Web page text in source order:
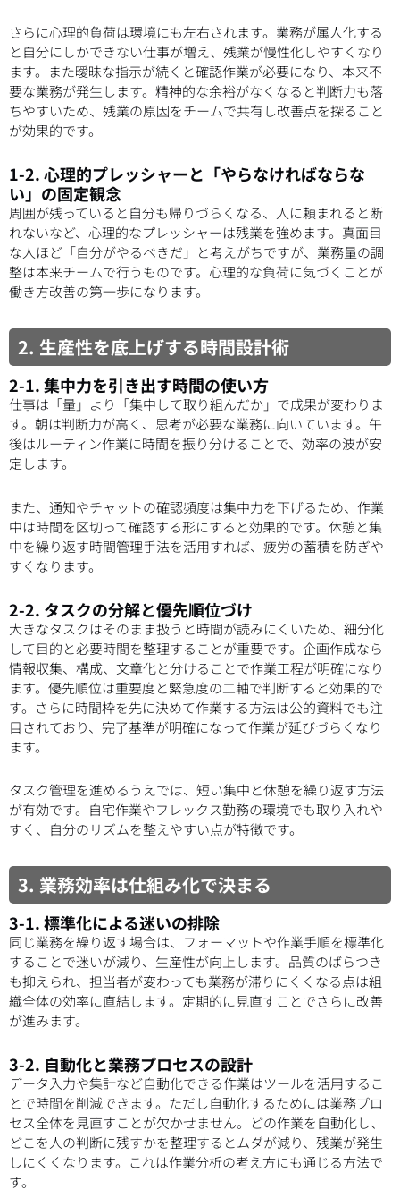
さらに心理的負荷は環境にも左右されます。業務が属人化する
と自分にしかできない仕事が増え、残業が慢性化しやすくなり
ます。また曖昧な指示が続くと確認作業が必要になり、本来不
要な業務が発生します。精神的な余裕がなくなると判断力も落
ちやすいため、残業の原因をチームで共有し改善点を探ること
が効果的です。
1-2. 心理的プレッシャーと「やらなければならな
い」の固定観念
周囲が残っていると自分も帰りづらくなる、人に頼まれると断
れないなど、心理的なプレッシャーは残業を強めます。真面目
な人ほど「自分がやるべきだ」と考えがちですが、業務量の調
整は本来チームで行うものです。心理的な負荷に気づくことが
働き方改善の第一歩になります。
2. 生産性を底上げする時間設計術
2-1. 集中力を引き出す時間の使い方
仕事は「量」より「集中して取り組んだか」で成果が変わりま
す。朝は判断力が高く、思考が必要な業務に向いています。午
後はルーティン作業に時間を振り分けることで、効率の波が安
定します。
また、通知やチャットの確認頻度は集中力を下げるため、作業
中は時間を区切って確認する形にすると効果的です。休憩と集
中を繰り返す時間管理手法を活用すれば、疲労の蓄積を防ぎや
すくなります。
2-2. タスクの分解と優先順位づけ
大きなタスクはそのまま扱うと時間が読みにくいため、細分化
して目的と必要時間を整理することが重要です。企画作成なら
情報収集、構成、文章化と分けることで作業工程が明確になり
ます。優先順位は重要度と緊急度の二軸で判断すると効果的で
す。さらに時間枠を先に決めて作業する方法は公的資料でも注
目されており、完了基準が明確になって作業が延びづらくなり
ます。
タスク管理を進めるうえでは、短い集中と休憩を繰り返す方法
が有効です。自宅作業やフレックス勤務の環境でも取り入れや
すく、自分のリズムを整えやすい点が特徴です。
3. 業務効率は仕組み化で決まる
3-1. 標準化による迷いの排除
同じ業務を繰り返す場合は、フォーマットや作業手順を標準化
することで迷いが減り、生産性が向上します。品質のばらつき
も抑えられ、担当者が変わっても業務が滞りにくくなる点は組
織全体の効率に直結します。定期的に見直すことでさらに改善
が進みます。
3-2. 自動化と業務プロセスの設計
データ入力や集計など自動化できる作業はツールを活用するこ
とで時間を削減できます。ただし自動化するためには業務プロ
セス全体を見直すことが欠かせません。どの作業を自動化し、
どこを人の判断に残すかを整理するとムダが減り、残業が発生
しにくくなります。これは作業分析の考え方にも通じる方法で
す。